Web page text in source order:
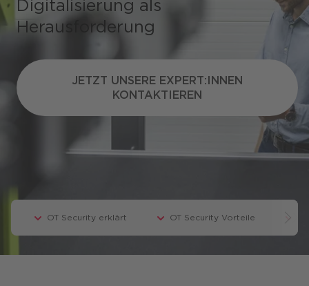
CANCOM Produkte
Presse
Podcast
Digitalisierung als
Herausforderung
JETZT UNSERE EXPERT:INNEN
KONTAKTIEREN
JETZT UNSERE EXPERT:INNEN
KONTAKTIEREN
OT Security erklärt OT Security Vorteile